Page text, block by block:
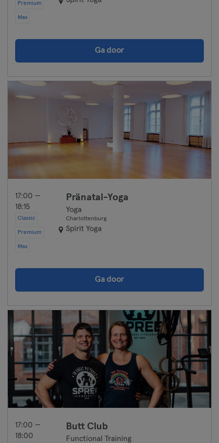
Premium
Max
Ga door
17:00 —
18:15
Classic
Premium
Max
Pränatal-Yoga
Yoga
Charlottenburg
Spirit Yoga
Ga door
17:00 —
18:00
Butt Club
Functional Training